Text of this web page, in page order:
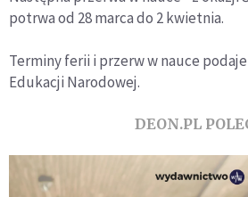
potrwa od 28 marca do 2 kwietnia.
Terminy ferii i przerw w nauce
Edukacji Narodowej.
DEON.PL